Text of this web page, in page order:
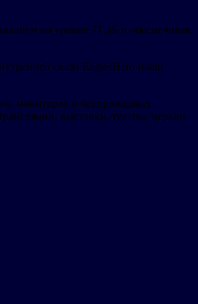
шум на уровне 71 дБ и обеспечивая
связи EaglesHero наши
мониторах и беспроводных
выставки, театры, церкви